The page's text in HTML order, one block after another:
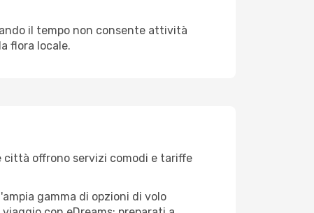
il tempo non consente attività
flora locale.
città offrono servizi comodi e tariffe
gamma di opzioni di volo